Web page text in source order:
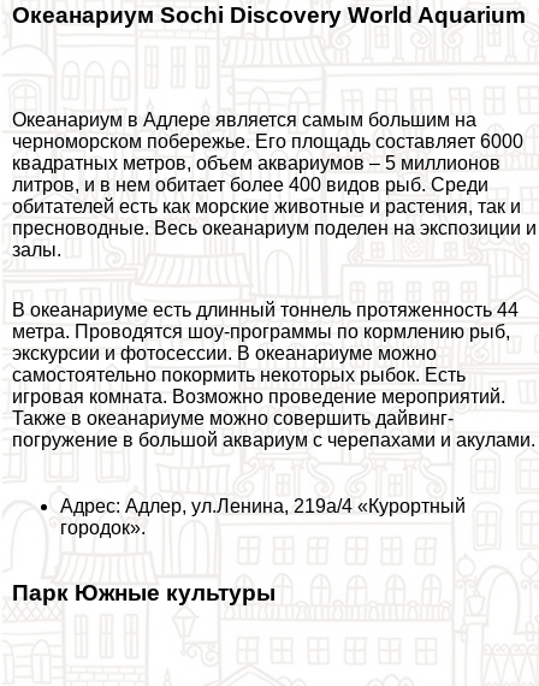
Океанариум Sochi Discovery World Aquarium
Океанариум в Адлере является самым большим на
черноморском побережье. Его площадь составляет 6000
квадратных метров, объем аквариумов – 5 миллионов
литров, и в нем обитает более 400 видов рыб. Среди
обитателей есть как морские животные и растения, так и
пресноводные. Весь океанариум поделен на экспозиции и
залы.
В океанариуме есть длинный тоннель протяженность 44
метра. Проводятся шоу-программы по кормлению рыб,
экскурсии и фотосессии. В океанариуме можно
самостоятельно покормить некоторых рыбок. Есть
игровая комната. Возможно проведение мероприятий.
Также в океанариуме можно совершить дайвинг-
погружение в большой аквариум с черепахами и акулами.
Адрес: Адлер, ул.Ленина, 219а/4 «Курортный
городок».
Парк Южные культуры